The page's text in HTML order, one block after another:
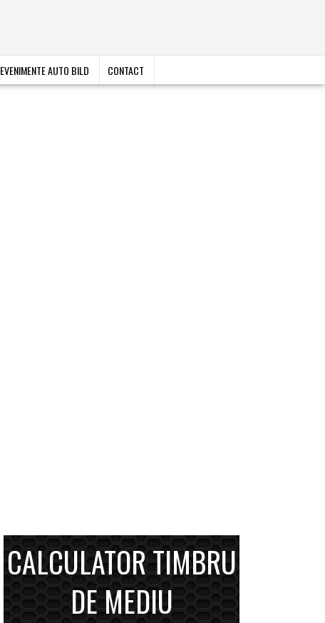
EVENIMENTE AUTO BILD CONTACT
CALCULATOR TIMBRU
DE MEDIU